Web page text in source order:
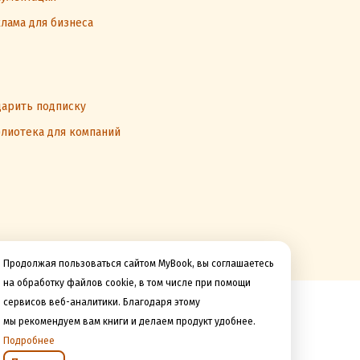
Продолжая пользоваться сайтом MyBook, вы соглашаетесь
на обработку файлов cookie, в том числе при помощи
сервисов веб-аналитики. Благодаря этому
мы рекомендуем вам книги и делаем продукт удобнее.
Подробнее
для бизнеса
подписку
для компаний